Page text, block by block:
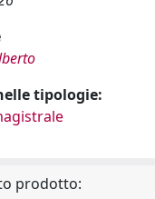
tipologie:
prodotto: